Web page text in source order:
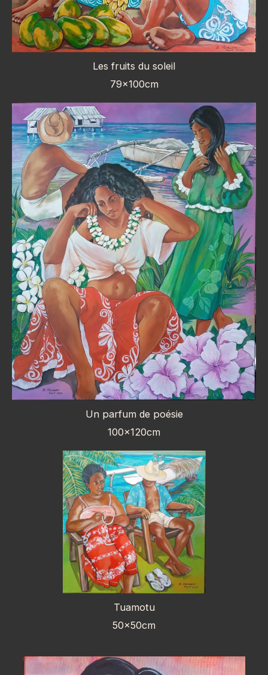
Les fruits du soleil
79x100cm
Un parfum de poésie
100x120cm
Tuamotu
50x50cm